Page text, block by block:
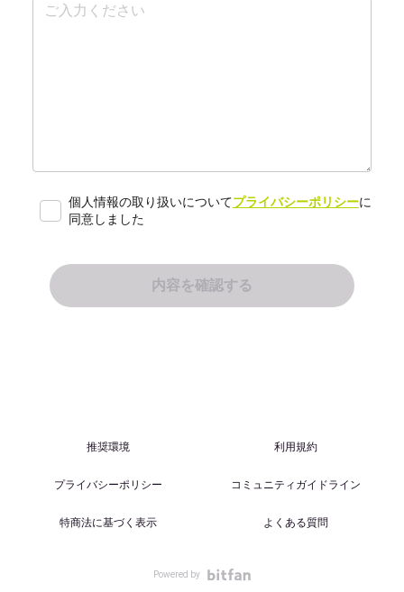
個人情報の取り扱いについてプライバシーポリシーに
同意しました
推奨環境 利用規約
プライバシーポリシー コミュニティガイドライン
特商法に基づく表示 よくある質問
Powered by